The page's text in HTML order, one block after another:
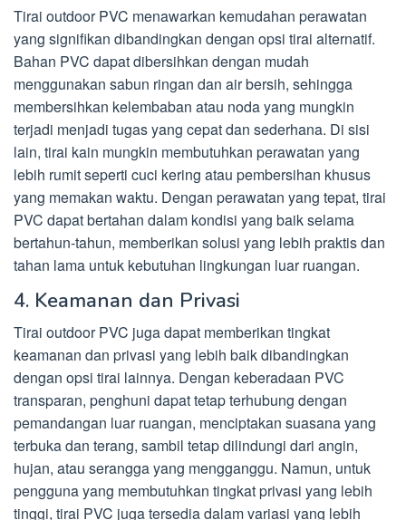
Tirai outdoor PVC menawarkan kemudahan perawatan
yang signifikan dibandingkan dengan opsi tirai alternatif.
Bahan PVC dapat dibersihkan dengan mudah
menggunakan sabun ringan dan air bersih, sehingga
membersihkan kelembaban atau noda yang mungkin
terjadi menjadi tugas yang cepat dan sederhana. Di sisi
lain, tirai kain mungkin membutuhkan perawatan yang
lebih rumit seperti cuci kering atau pembersihan khusus
yang memakan waktu. Dengan perawatan yang tepat, tirai
PVC dapat bertahan dalam kondisi yang baik selama
bertahun-tahun, memberikan solusi yang lebih praktis dan
tahan lama untuk kebutuhan lingkungan luar ruangan.
4. Keamanan dan Privasi
Tirai outdoor PVC juga dapat memberikan tingkat
keamanan dan privasi yang lebih baik dibandingkan
dengan opsi tirai lainnya. Dengan keberadaan PVC
transparan, penghuni dapat tetap terhubung dengan
pemandangan luar ruangan, menciptakan suasana yang
terbuka dan terang, sambil tetap dilindungi dari angin,
hujan, atau serangga yang mengganggu. Namun, untuk
pengguna yang membutuhkan tingkat privasi yang lebih
tinggi, tirai PVC juga tersedia dalam variasi yang lebih